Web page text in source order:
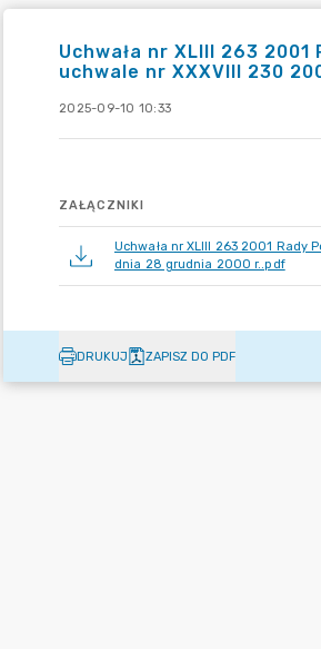
Uchwała nr XLIII 263
uchwale nr XXXVIII 230
2025-09-10 10:33
ZAŁĄCZNIKI
Uchwała nr XLIII 263 2001 Rady
dnia 28 grudnia 2000 r..pdf
DRUKUJ ZAPISZ DO PDF